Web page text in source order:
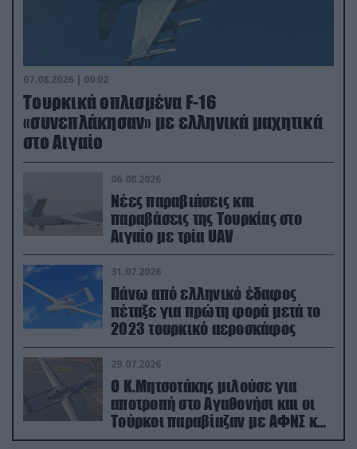
07.08.2026 | 00:02
Τουρκικά οπλισμένα F-16
«συνεπλάκησαν» με ελληνικά μαχητικά
στο Αιγαίο
06.08.2026
Νέες παραβιάσεις και
παραβάσεις της Τουρκίας στο
Αιγαίο με τρία UAV
31.07.2026
Πάνω από ελληνικό έδαφος
πέταξε για πρώτη φορά μετά το
2023 τουρκικό αεροσκάφος
29.07.2026
Ο Κ.Μητσοτάκης μιλούσε για
αποτροπή στο Αγαθονήσι και οι
Τούρκοι παραβίαζαν με ΑΦΝΣ και
drone